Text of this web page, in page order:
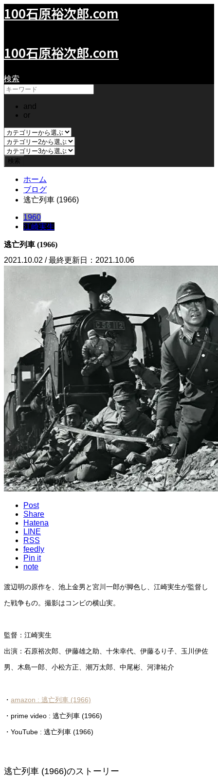
100石原裕次郎.com
100石原裕次郎.com
検索
and
or
ホーム
ブログ
逃亡列車 (1966)
1960
江崎実生
逃亡列車 (1966)
2021.10.02 / 最終更新日：2021.10.06
Post
Share
Hatena
LINE
RSS
feedly
Pin it
note
渡辺明の原作を、池上金男と宮川一郎が脚色し、江崎実生が監督し
た戦争もの。撮影はコンビの横山実。
監督：江崎実生
出演：石原裕次郎、伊藤雄之助、十朱幸代、伊藤るり子、玉川伊佐
男、木島一郎、小松方正、潮万太郎、中尾彬、河津祐介
・ amazon : 逃亡列車 (1966)
・prime video : 逃亡列車 (1966)
・YouTube : 逃亡列車 (1966)
逃亡列車 (1966)のストーリー